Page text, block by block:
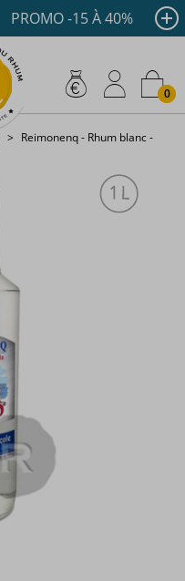
€ Livraison offerte
PROMO -15 À 40%
0
Reimonenq - Rhum blanc -